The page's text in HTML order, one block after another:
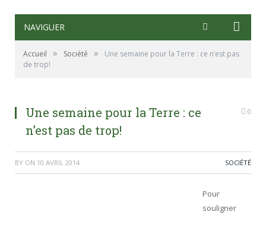
NAVIGUER
Accueil » Société »
Une semaine pour la Terre : ce n’est pas
de trop!
Une semaine pour la Terre : ce
n’est pas de trop!
0
BY ON 10 AVRIL 2014 SOCIÉTÉ
Pour
souligner